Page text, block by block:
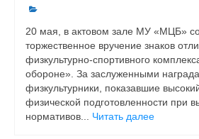
20 мая, в актовом зале МУ «МЦБ»
торжественное вручение знаков
физкультурно-спортивного
обороне». За заслуженными
физкультурники, показавшие
физической подготовленности при
нормативов... Читать далее